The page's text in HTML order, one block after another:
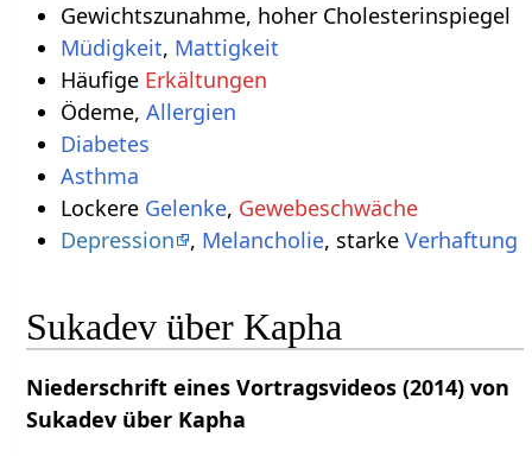
Gewichtszunahme, hoher Cholesterinspiegel
Müdigkeit, Mattigkeit
Häufige Erkältungen
Ödeme, Allergien
Diabetes
Asthma
Lockere Gelenke, Gewebeschwäche
Depression
, Melancholie, starke Verhaftung
Sukadev über Kapha
Niederschrift eines Vortragsvideos (2014) von
Sukadev über Kapha